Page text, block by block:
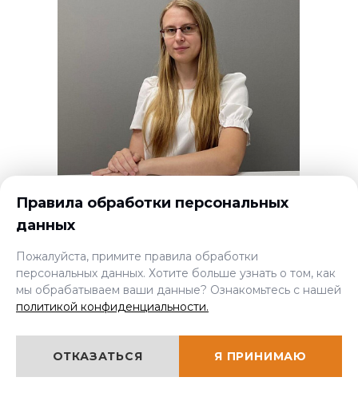
ДЕЛОПРОИЗВОДИТЕЛЬ
Елена Нечаева
Правила обработки персональных
данных
Пожалуйста, примите правила обработки
персональных данных. Хотите больше узнать о том, как
мы обрабатываем ваши данные? Ознакомьтесь с нашей
политикой конфиденциальности.
ОТКАЗАТЬСЯ Я ПРИНИМАЮ